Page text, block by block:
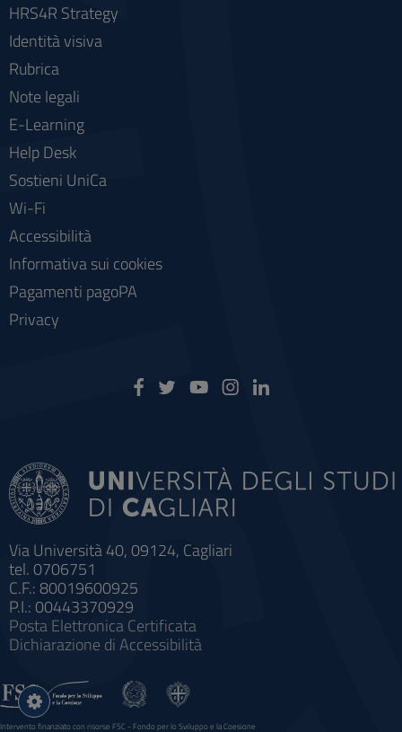
Via Università 40, 09124, Cagliari
tel. 0706751
C.F.: 80019600925
P.I.: 00443370929
Posta Elettronica Certificata
Dichiarazione di Accessibilità
HRS4R Strategy
Identità visiva
Rubrica
Note legali
E-Learning
Help Desk
Sostieni UniCa
Wi-Fi
Accessibilità
Informativa sui cookies
Pagamenti pagoPA
Privacy
Intervento finanziato con risorse FSC - Fondo per lo Sviluppo e la Coesione
Impostazioni
cookie